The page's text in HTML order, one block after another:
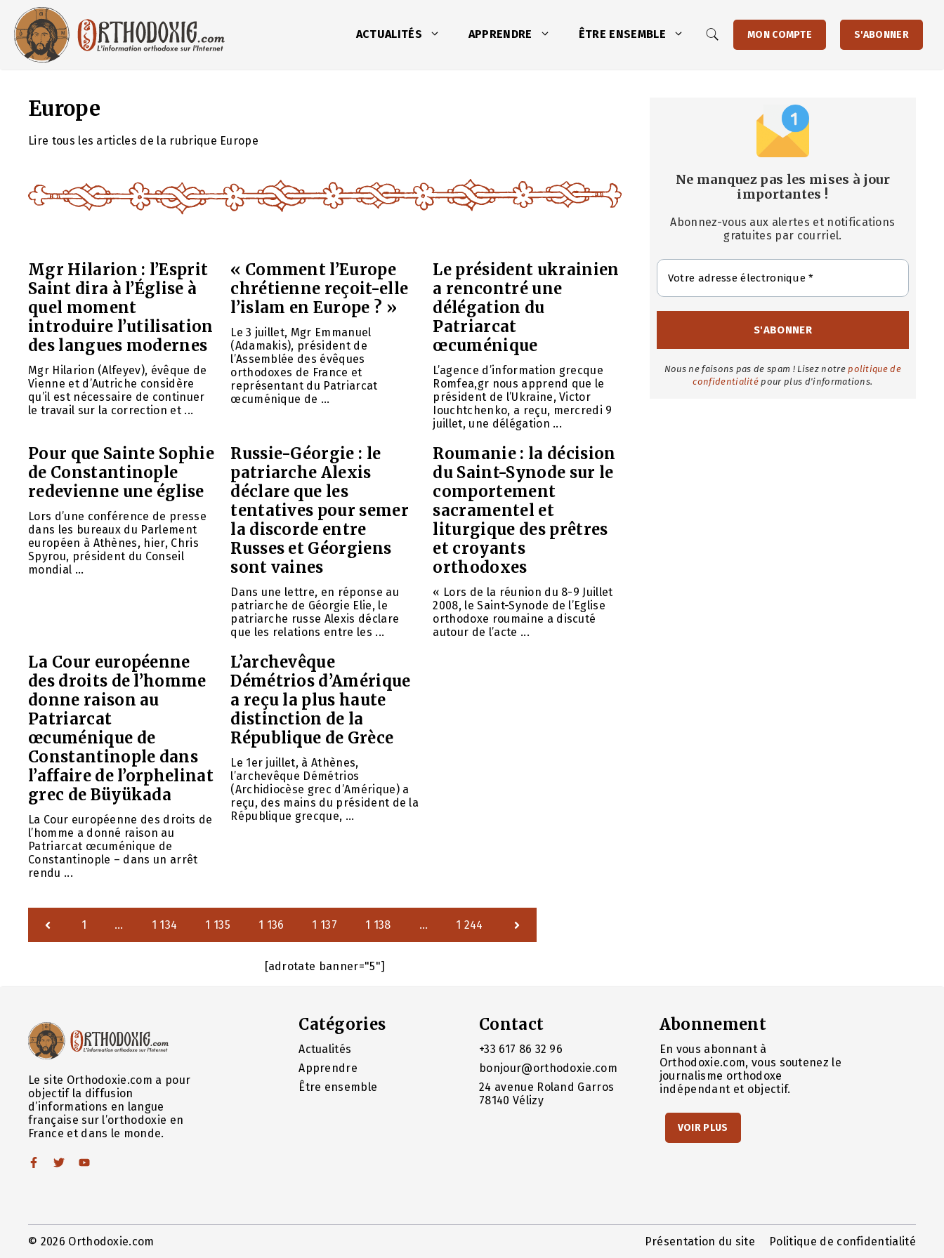
contenu
ACTUALITÉS APPRENDRE ÊTRE ENSEMBLE MON COMPTE S'ABONNER
Europe
Lire tous les articles de la rubrique Europe
Mgr Hilarion : l’Esprit
Saint dira à l’Église à
quel moment
introduire l’utilisation
des langues modernes
Mgr Hilarion (Alfeyev), évêque de
Vienne et d’Autriche considère
qu’il est nécessaire de continuer
le travail sur la correction et ...
« Comment l’Europe
chrétienne reçoit-elle
l’islam en Europe ? »
Le 3 juillet, Mgr Emmanuel
(Adamakis), président de
l’Assemblée des évêques
orthodoxes de France et
représentant du Patriarcat
œcuménique de ...
Le président ukrainien
a rencontré une
délégation du
Patriarcat
œcuménique
L’agence d’information grecque
Romfea,gr nous apprend que le
président de l’Ukraine, Victor
Iouchtchenko, a reçu, mercredi 9
juillet, une délégation ...
Pour que Sainte Sophie
de Constantinople
redevienne une église
Lors d’une conférence de presse
dans les bureaux du Parlement
européen à Athènes, hier, Chris
Spyrou, président du Conseil
mondial ...
Russie-Géorgie : le
patriarche Alexis
déclare que les
tentatives pour semer
la discorde entre
Russes et Géorgiens
sont vaines
Dans une lettre, en réponse au
patriarche de Géorgie Elie, le
patriarche russe Alexis déclare
que les relations entre les ...
Roumanie : la décision
du Saint-Synode sur le
comportement
sacramentel et
liturgique des prêtres
et croyants
orthodoxes
« Lors de la réunion du 8-9 Juillet
2008, le Saint-Synode de l’Eglise
orthodoxe roumaine a discuté
autour de l’acte ...
La Cour européenne
des droits de l’homme
donne raison au
Patriarcat
œcuménique de
Constantinople dans
l’affaire de l’orphelinat
grec de Büyükada
La Cour européenne des droits de
l’homme a donné raison au
Patriarcat œcuménique de
Constantinople – dans un arrêt
rendu ...
L’archevêque
Démétrios d’Amérique
a reçu la plus haute
distinction de la
République de Grèce
Le 1er juillet, à Athènes,
l’archevêque Démétrios
(Archidiocèse grec d’Amérique) a
reçu, des mains du président de la
République grecque, ...
1 … 1 134 1 135 1 136 1 137 1 138 … 1 244
[adrotate banner="5"]
Ne manquez pas les mises à jour
importantes !
Abonnez-vous aux alertes et notifications
gratuites par courriel.
Nous ne faisons pas de spam ! Lisez notre politique de
confidentialité pour plus d'informations.
Le site Orthodoxie.com a pour
objectif la diffusion
d’informations en langue
française sur l’orthodoxie en
France et dans le monde.
Catégories
Actualités
Apprendre
Être ensemble
Contact
+33 617 86 32 96
bonjour@orthodoxie.com
24 avenue Roland Garros
78140 Vélizy
Abonnement
En vous abonnant à
Orthodoxie.com, vous soutenez le
journalisme orthodoxe
indépendant et objectif.
VOIR PLUS
© 2026 Orthodoxie.com Présentation du site Politique de confidentialité